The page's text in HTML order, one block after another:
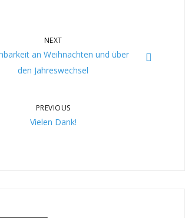
NEXT
an Weihnachten und über
den Jahreswechsel
PREVIOUS
Vielen Dank!